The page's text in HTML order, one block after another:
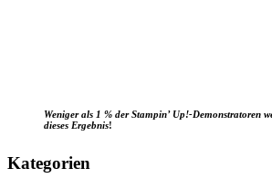
Weniger als 1 % der Stampin’ Up!-Demonstratoren
dieses Ergebnis!
Kategorien